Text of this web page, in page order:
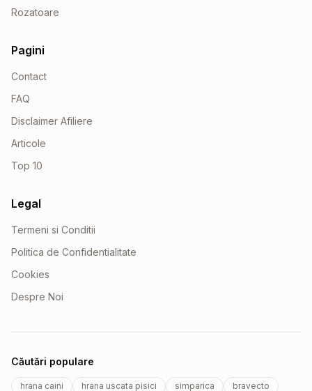
Rozatoare
Pagini
Contact
FAQ
Disclaimer Afiliere
Articole
Top 10
Legal
Termeni si Conditii
Politica de Confidentialitate
Cookies
Despre Noi
Căutări populare
hrana caini hrana uscata pisici simparica bravecto